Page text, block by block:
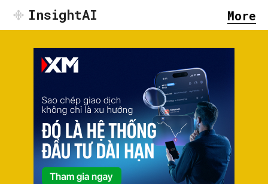
InsightAI More